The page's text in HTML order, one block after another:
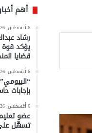
أهم
6 أغسطس، 2026
رشاد
يؤكد قوة
قضايا
6 أغسطس، 2026
بإجابات
6 أغسطس، 2026
عضو تعليم
تسهّل